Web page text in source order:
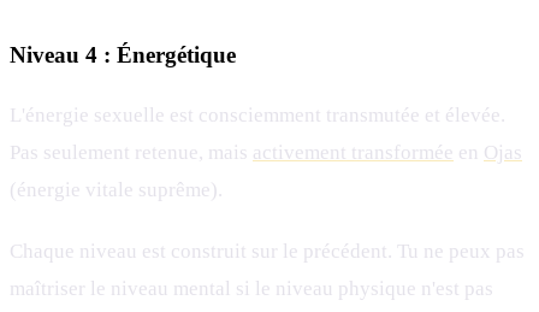
Niveau 4 : Énergétique
L'énergie sexuelle est consciemment transmutée et élevée.
Pas seulement retenue, mais activement transformée en Ojas
(énergie vitale suprême).
Chaque niveau est construit sur le précédent. Tu ne peux pas
maîtriser le niveau mental si le niveau physique n'est pas